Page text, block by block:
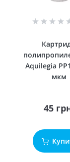
Aquilegia
мкм
45